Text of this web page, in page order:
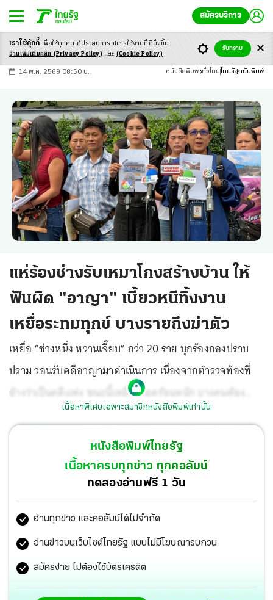
สมัครบริการ
-ก ก ก+
14 พ.ค. 2569 08:50 น. หนังสือพิมพ์ ทั่วไทย ไทยรัฐฉบับพิมพ์
แห่ร้องช่างรับเหมาโกงสร้างบ้าน ให้
ฟันผิด "อาญา" เบี้ยวหนีทิ้งงาน
เหยื่อระทมทุกข์ บางรายถึงฆ่าตัว
เหยื่อ “ช่างหนึ่ง หวานเจี๊ยบ” กว่า 20 ราย บุกร้องกองปราบ
ปราม วอนรับคดีอาญามาดำเนินการ เนื่องจากตำรวจท้องที่
อ้างว่าเป็นคดีแพ่ง ขณะนี้เหยื่อเดือดร้อนหนัก บางคนต้อง
นอนโรงรถเพราะบ้านก่อสร้างไม่เสร็จ ล่าสุดมีเหยื่อชายสูงอายุ
วัย 59 ปี ถึงกับฆ่าตัวตายไปแล้วด้วยความผิดหวัง ที่สำคัญ
เพจรับสร้างบ้านของช่างหนึ่งยังเปิดอยู่ เกรงจะมีเหยื่อเพิ่มอีก
มาก ด้าน “ศุภมาส” รมต.ประจำสำนักนายกฯ แฉ ช่างหนึ่ง
เบี้ยวนัดชี้แจง สคบ.ทำผู้เสียหายกว่า 40คนรอเก้อ สั่งให้ออก
หมายเรียกอีกรอบ ขัดขืนมีโทษทั้งจำทั้งปรับ พร้อมประสาน
ตรวจสอบเส้นเงินให้แล้วเสร็จภายใน 15 วัน หลังจากนั้นจะพา
เหยื่อไปดำเนินการทางแพ่ง รับปากคดีนี้ต้องแล้วเสร็จภายใน
2 เดือน
เนื้อหาพิเศษเฉพาะสมาชิกหนังสือพิมพ์เท่านั้น
หนังสือพิมพ์ไทยรัฐ
เนื้อหาครบทุกข่าว ทุกคอลัมน์
ทดลองอ่านฟรี 1 วัน
อ่านทุกข่าว และคอลัมน์ได้ไม่จำกัด
อ่านข่าวบนเว็บไซต์ไทยรัฐ แบบไม่มีโฆษณารบกวน
สมัครง่าย ไม่ต้องใช้บัตรเครดิต
เราใช้คุ้กกี้ เพื่อให้ทุกคนได้ประสบการณ์การใช้งานที่ดียิ่งขึ้น
อ่านเพิ่มเติมคลิก (Privacy Policy) และ (Cookie Policy)
รับทราบ